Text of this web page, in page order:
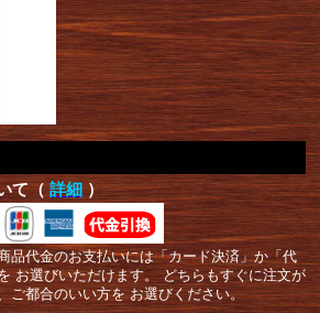
て（ 詳細 ）
品代金のお支払いには「カード決済」か「代
お選びいただけます。 どちらもすぐに注文が
ご都合のいい方を お選びください。